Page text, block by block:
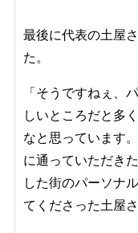
最後に代表の土屋
た。
「そうですねぇ、
しいところだと多
なと思っています
に通っていただき
した街のパーソナ
てくださった土屋さ